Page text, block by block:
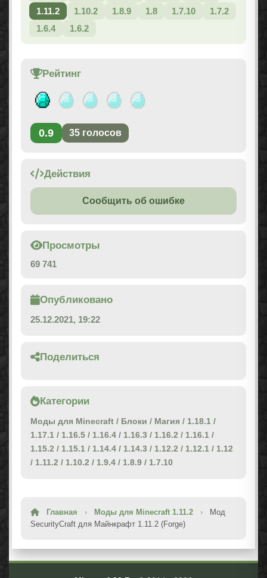
1.11.2
1.10.2 1.8.9 1.8 1.7.10
1.7.2
1.6.4
1.6.2
Рейтинг
0.9 35 голосов
Действия
Сообщить об ошибке
Просмотры
69 741
Опубликовано
25.12.2021, 19:22
Поделиться
Категории
Моды для Minecraft / Блоки / Магия / 1.18.1 /
1.17.1 / 1.16.5 / 1.16.4 / 1.16.3 / 1.16.2 / 1.16.1 /
1.15.2 / 1.15.1 / 1.14.4 / 1.14.3 / 1.12.2 / 1.12.1 / 1.12
/ 1.11.2 / 1.10.2 / 1.9.4 / 1.8.9 / 1.7.10
Главная › Моды для Minecraft 1.11.2 ›
Мод
SecurityCraft для Майнкрафт 1.11.2 (Forge)